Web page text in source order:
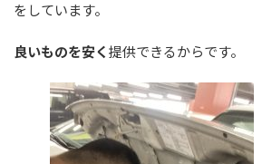
をしています。
良いものを安く 提供できるからです。